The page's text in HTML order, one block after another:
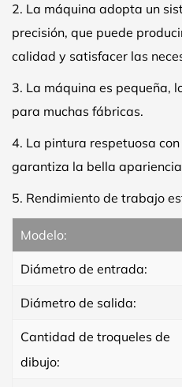
2. La máquina adopta un
precisión, que puede
calidad y satisfacer las
3. La máquina es pequeña,
para muchas fábricas.
4. La pintura respetuosa
garantiza la bella
5. Rendimiento de trabajo
Modelo:
Diámetro de entrada:
Diámetro de salida:
Cantidad de troqueles de
dibujo: